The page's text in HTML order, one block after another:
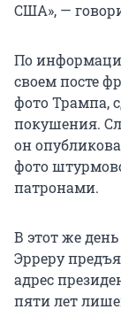
США», —
По
своем посте
фото Трампа,
покушения.
он
фото
патронами.
В этот же
Эрреру
адрес
пяти лет